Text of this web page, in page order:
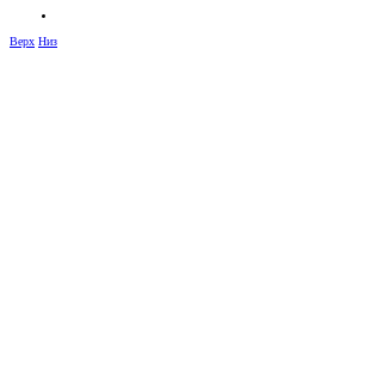
Верх Низ